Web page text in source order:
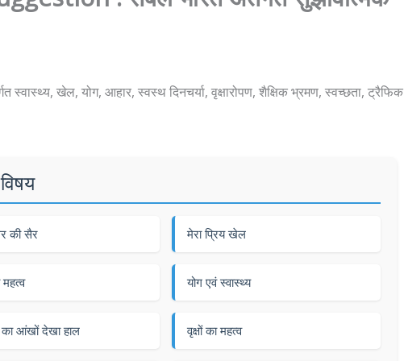
स्वास्थ्य, खेल, योग, आहार, स्वस्थ दिनचर्या, वृक्षारोपण, शैक्षिक भ्रमण, स्वच्छता, ट्रैफिक
की सैर मेरा प्रिय खेल
योग एवं स्वास्थ्य
आंखों देखा हाल वृक्षों का महत्व